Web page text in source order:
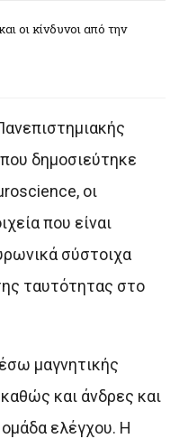
οι κίνδυνοι από την
δημοσιεύτηκε
οι
που είναι
σύστοιχα
ταυτότητας στο
μαγνητικής
και άνδρες και
ελέγχου. Η